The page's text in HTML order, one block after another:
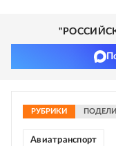
РУБРИКИ
Авиатранспорт